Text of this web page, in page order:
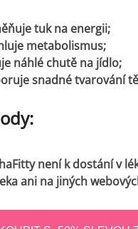
tuk na energii;
metabolismus;
náhlé chutě na jídlo;
snadné tvarování
není k dostání v
ani na jiných